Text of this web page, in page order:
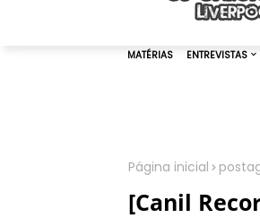
Página inicial
[Canil